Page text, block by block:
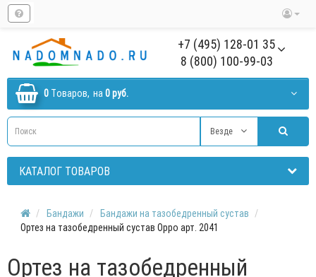
+7 (495) 128-01 35
8 (800) 100-99-03
0 Tоваров, на 0 руб.
Везде
КАТАЛОГ ТОВАРОВ
Бандажи
Бандажи на тазобедренный сустав
Ортез на тазобедренный сустав Oppo арт. 2041
Ортез на тазобедренный